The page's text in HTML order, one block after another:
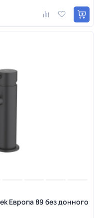
Европа 89 без донного